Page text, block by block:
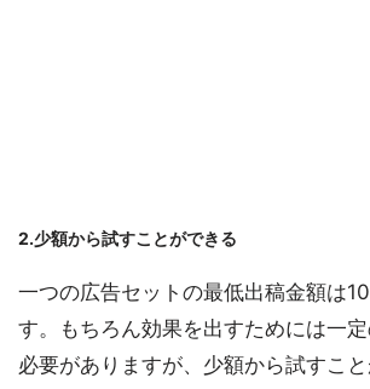
2.少額から試すことができる
一つの広告セットの最低出稿金額は
す。もちろん効果を出すためには一
必要がありますが、少額から試すこ